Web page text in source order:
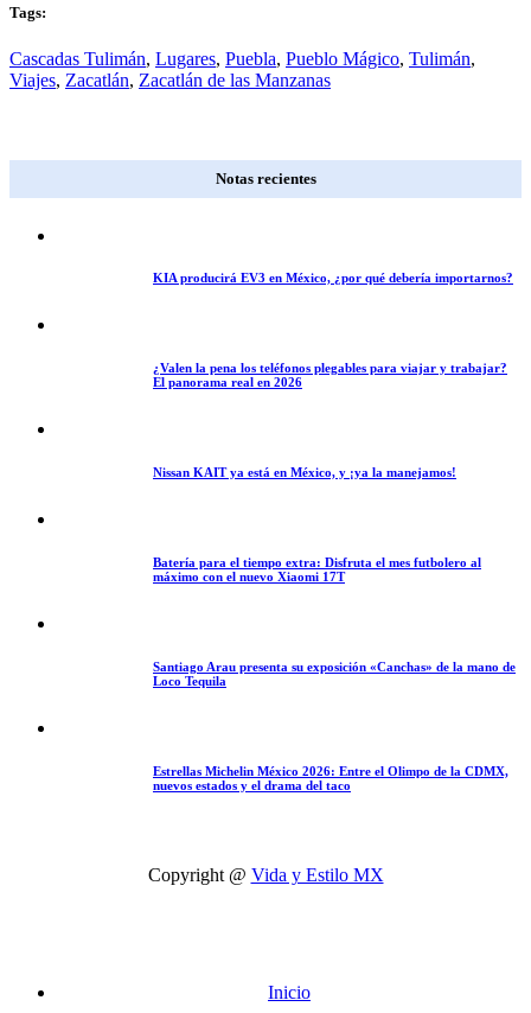
Tags:
Cascadas Tulimán, Lugares, Puebla, Pueblo Mágico, Tulimán,
Viajes, Zacatlán, Zacatlán de las Manzanas
Notas recientes
KIA producirá EV3 en México, ¿por qué debería importarnos?
¿Valen la pena los teléfonos plegables para viajar y trabajar?
El panorama real en 2026
Nissan KAIT ya está en México, y ¡ya la manejamos!
Batería para el tiempo extra: Disfruta el mes futbolero al
máximo con el nuevo Xiaomi 17T
Santiago Arau presenta su exposición «Canchas» de la mano de
Loco Tequila
Estrellas Michelin México 2026: Entre el Olimpo de la CDMX,
nuevos estados y el drama del taco
Copyright @ Vida y Estilo MX
Inicio